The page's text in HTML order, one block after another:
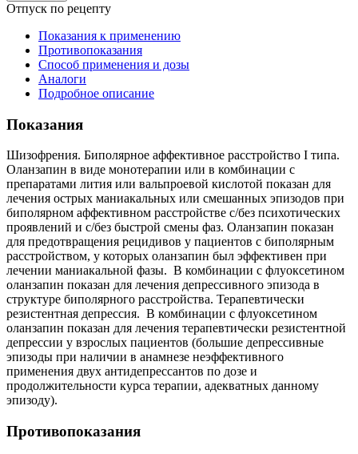
Отпуск по рецепту
Показания к применению
Противопоказания
Способ применения и дозы
Аналоги
Подробное описание
Показания
Шизофрения. Биполярное аффективное расстройство I типа.
Оланзапин в виде монотерапии или в комбинации с
препаратами лития или вальпроевой кислотой показан для
лечения острых маниакальных или смешанных эпизодов при
биполярном аффективном расстройстве с/без психотических
проявлений и с/без быстрой смены фаз. Оланзапин показан
для предотвращения рецидивов у пациентов с биполярным
расстройством, у которых оланзапин был эффективен при
лечении маниакальной фазы. В комбинации с флуоксетином
оланзапин показан для лечения депрессивного эпизода в
структуре биполярного расстройства. Терапевтически
резистентная депрессия. В комбинации с флуоксетином
оланзапин показан для лечения терапевтически резистентной
депрессии у взрослых пациентов (большие депрессивные
эпизоды при наличии в анамнезе неэффективного
применения двух антидепрессантов по дозе и
продолжительности курса терапии, адекватных данному
эпизоду).
Противопоказания